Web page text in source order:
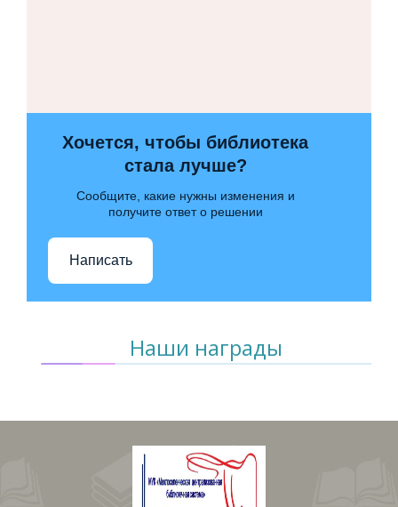
Хочется, чтобы библиотека
стала лучше?
Сообщите, какие нужны изменения и
получите ответ о решении
Написать
Наши награды